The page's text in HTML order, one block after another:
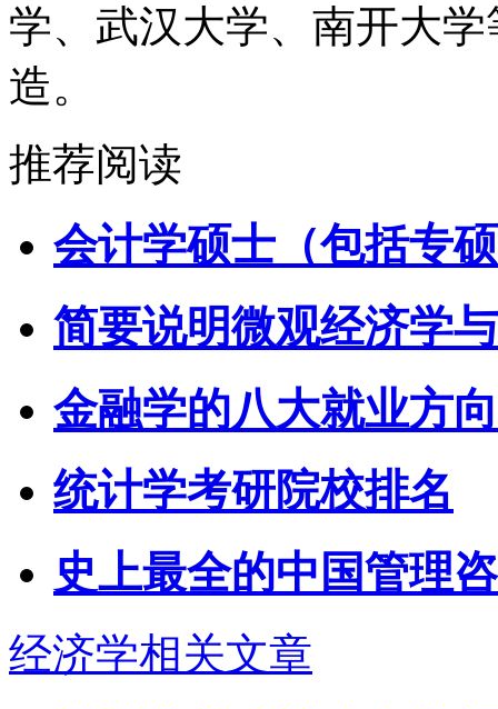
学、武汉大学、南开大学
造。
推荐阅读
会计学硕士（包括专
简要说明微观经济学
金融学的八大就业方
统计学考研院校排名
史上最全的中国管理
经济学相关文章